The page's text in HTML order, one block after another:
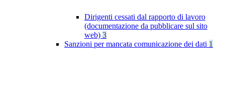
Dirigenti cessati dal rapporto di lavoro
(documentazione da pubblicare sul sito
web) 3
Sanzioni per mancata comunicazione dei dati 1